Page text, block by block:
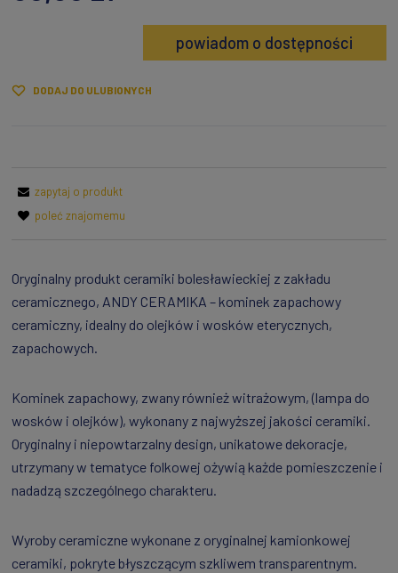
powiadom o dostępności
DODAJ DO ULUBIONYCH
zapytaj o produkt
poleć znajomemu
Oryginalny produkt ceramiki bolesławieckiej z zakładu
ceramicznego, ANDY CERAMIKA – kominek zapachowy
ceramiczny, idealny do olejków i wosków eterycznych,
zapachowych.
Kominek zapachowy, zwany również witrażowym, (lampa do
wosków i olejków), wykonany z najwyższej jakości ceramiki.
Oryginalny i niepowtarzalny design, unikatowe dekoracje,
utrzymany w tematyce folkowej ożywią każde pomieszczenie i
nadadzą szczególnego charakteru.
Wyroby ceramiczne wykonane z oryginalnej kamionkowej
ceramiki, pokryte błyszczącym szkliwem transparentnym.